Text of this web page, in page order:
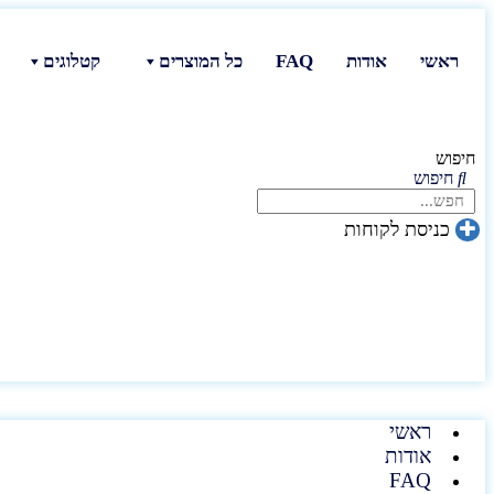
ראשי אודות FAQ כל המוצרים קטלוגים
חיפוש
חיפוש
כניסת לקוחות
ראשי
אודות
FAQ